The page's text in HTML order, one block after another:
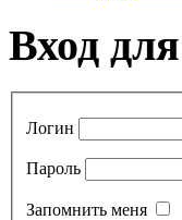
Вход
Логин
Пароль
Запомнить меня